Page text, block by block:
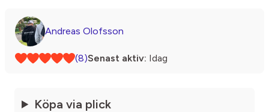
Andreas Olofsson
(8)Senast aktiv: Idag
Köpa via plick